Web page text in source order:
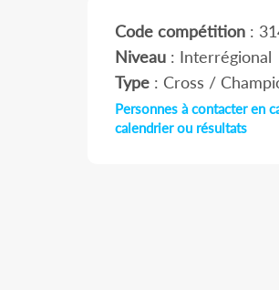
Code compétition:
Niveau: Interrégional
Type: Cross /
Personnes à contacter en
calendrier ou résultats